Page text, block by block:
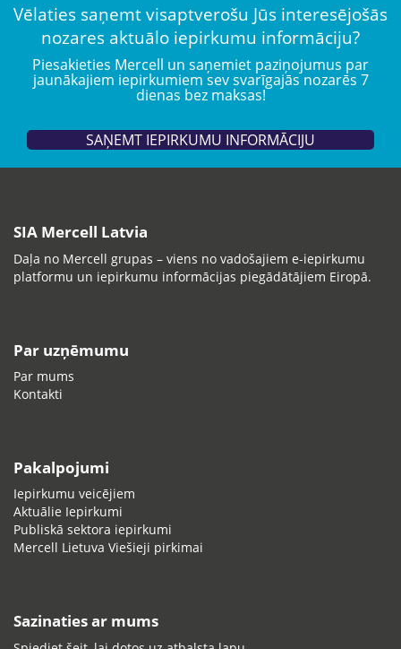
Vēlaties saņemt visaptverošu Jūs interesējošās
nozares aktuālo iepirkumu informāciju?
Piesakieties Mercell un saņemiet paziņojumus par
jaunākajiem iepirkumiem sev svarīgajās nozarēs 7
dienas bez maksas!
SAŅEMT IEPIRKUMU INFORMĀCIJU
SIA Mercell Latvia
Daļa no Mercell grupas – viens no vadošajiem e-iepirkumu
platformu un iepirkumu informācijas piegādātājiem Eiropā.
Par uzņēmumu
Par mums
Kontakti
Pakalpojumi
Iepirkumu veicējiem
Aktuālie Iepirkumi
Publiskā sektora iepirkumi
Mercell Lietuva Viešieji pirkimai
Sazinaties ar mums